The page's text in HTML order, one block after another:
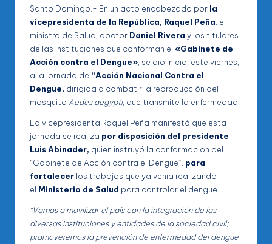
Santo Domingo.- En un acto encabezado por la
vicepresidenta de la República, Raquel Peña , el
ministro de Salud, doctor Daniel Rivera y los titulares
de las instituciones que conforman el «Gabinete de
Acción contra el Dengue» , se dio inicio, este viernes,
a la jornada de “Acción Nacional Contra el
Dengue, dirigida a combatir la reproducción del
mosquito Aedes aegypti, que transmite la enfermedad.
La vicepresidenta Raquel Peña manifestó que esta
jornada se realiza por disposición del presidente
Luis Abinader, quien instruyó la conformación del
“Gabinete de Acción contra el Dengue”, para
fortalecer los trabajos que ya venía realizando
el Ministerio de Salud para controlar el dengue.
“Vamos a movilizar el país con la integración de las
diversas instituciones y entidades de la sociedad civil;
promoveremos la prevención de enfermedad del dengue